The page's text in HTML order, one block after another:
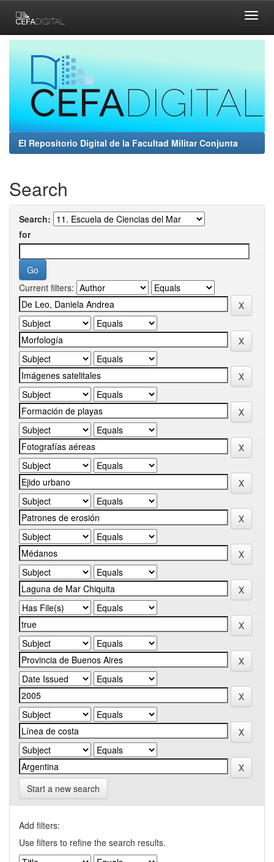
navigation
El Repositorio Digital de la Facultad Militar Conjunta
Search
Search:
for
Current filters:
Start a new search
Add filters:
Use filters to refine the search results.